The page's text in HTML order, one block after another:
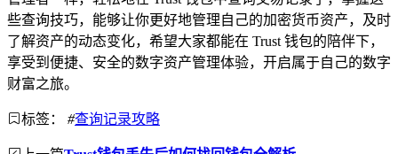
些查询技巧，能够让你更好地管理自己的加密货币资产，及时
了解资产的动态变化，希望大家都能在 Trust 钱包的陪伴下，
享受到便捷、安全的数字资产管理体验，开启属于自己的数字
财富之旅。
标签： #查询记录攻略